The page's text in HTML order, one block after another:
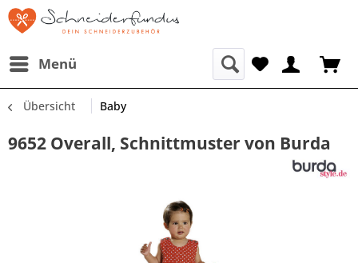
Menü
Übersicht Baby
9652 Overall, Schnittmuster von Burda